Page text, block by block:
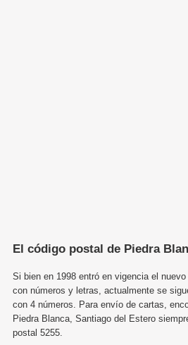
El código postal de Piedra
Si bien en 1998 entró en vigencia el
con números y letras, actualmente se
con 4 números. Para envío de cartas,
Piedra Blanca, Santiago del Estero
postal 5255.